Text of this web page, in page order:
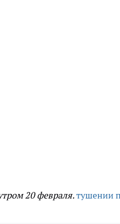
20 февраля.тушении